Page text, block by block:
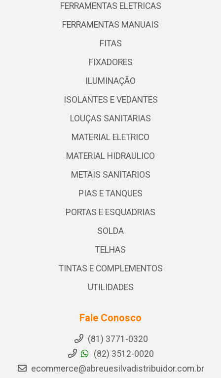
FERRAMENTAS ELETRICAS
FERRAMENTAS MANUAIS
FITAS
FIXADORES
ILUMINAÇÃO
ISOLANTES E VEDANTES
LOUÇAS SANITARIAS
MATERIAL ELETRICO
MATERIAL HIDRAULICO
METAIS SANITARIOS
PIAS E TANQUES
PORTAS E ESQUADRIAS
SOLDA
TELHAS
TINTAS E COMPLEMENTOS
UTILIDADES
Fale Conosco
(81) 3771-0320
(82) 3512-0020
ecommerce@abreuesilvadistribuidor.com.br